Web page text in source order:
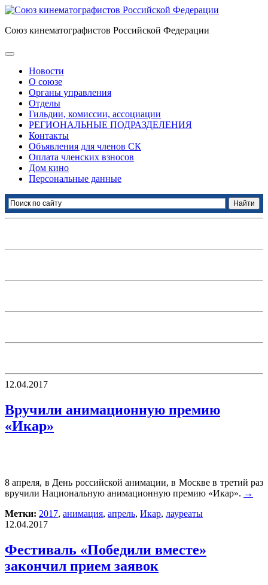
Союз кинематографистов Российской Федерации
Новости
О союзе
Органы управления
Отделы
Гильдии, комиссии, ассоциации
РЕГИОНАЛЬНЫЕ ПОДРАЗДЕЛЕНИЯ
Контакты
Объявления для членов СК
Оплата членских взносов
Дом кино
Персональные данные
12.04.2017
Вручили анимационную премию
«Икар»
8 апреля, в День российской анимации, в Москве в третий раз
вручили Национальную анимационную премию «Икар». →
Метки: 2017, анимация, апрель, Икар, лауреаты
12.04.2017
Фестиваль «Победили вместе»
закончил прием заявок